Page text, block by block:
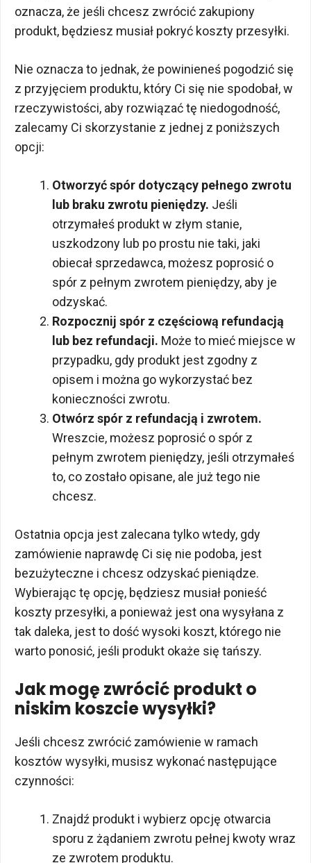
oznacza, że jeśli chcesz zwrócić zakupiony
produkt, będziesz musiał pokryć koszty przesyłki.
Nie oznacza to jednak, że powinieneś pogodzić się
z przyjęciem produktu, który Ci się nie spodobał, w
rzeczywistości, aby rozwiązać tę niedogodność,
zalecamy Ci skorzystanie z jednej z poniższych
opcji:
Otworzyć spór dotyczący pełnego zwrotu
lub braku zwrotu pieniędzy. Jeśli
otrzymałeś produkt w złym stanie,
uszkodzony lub po prostu nie taki, jaki
obiecał sprzedawca, możesz poprosić o
spór z pełnym zwrotem pieniędzy, aby je
odzyskać.
Rozpocznij spór z częściową refundacją
lub bez refundacji. Może to mieć miejsce w
przypadku, gdy produkt jest zgodny z
opisem i można go wykorzystać bez
konieczności zwrotu.
Otwórz spór z refundacją i zwrotem.
Wreszcie, możesz poprosić o spór z
pełnym zwrotem pieniędzy, jeśli otrzymałeś
to, co zostało opisane, ale już tego nie
chcesz.
Ostatnia opcja jest zalecana tylko wtedy, gdy
zamówienie naprawdę Ci się nie podoba, jest
bezużyteczne i chcesz odzyskać pieniądze.
Wybierając tę opcję, będziesz musiał ponieść
koszty przesyłki, a ponieważ jest ona wysyłana z
tak daleka, jest to dość wysoki koszt, którego nie
warto ponosić, jeśli produkt okaże się tańszy.
Jak mogę zwrócić produkt o
niskim koszcie wysyłki?
Jeśli chcesz zwrócić zamówienie w ramach
kosztów wysyłki, musisz wykonać następujące
czynności:
Znajdź produkt i wybierz opcję otwarcia
sporu z żądaniem zwrotu pełnej kwoty wraz
ze zwrotem produktu.